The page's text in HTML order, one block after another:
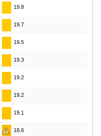
19.8
19.7
19.5
19.3
19.2
19.2
19.1
18.6